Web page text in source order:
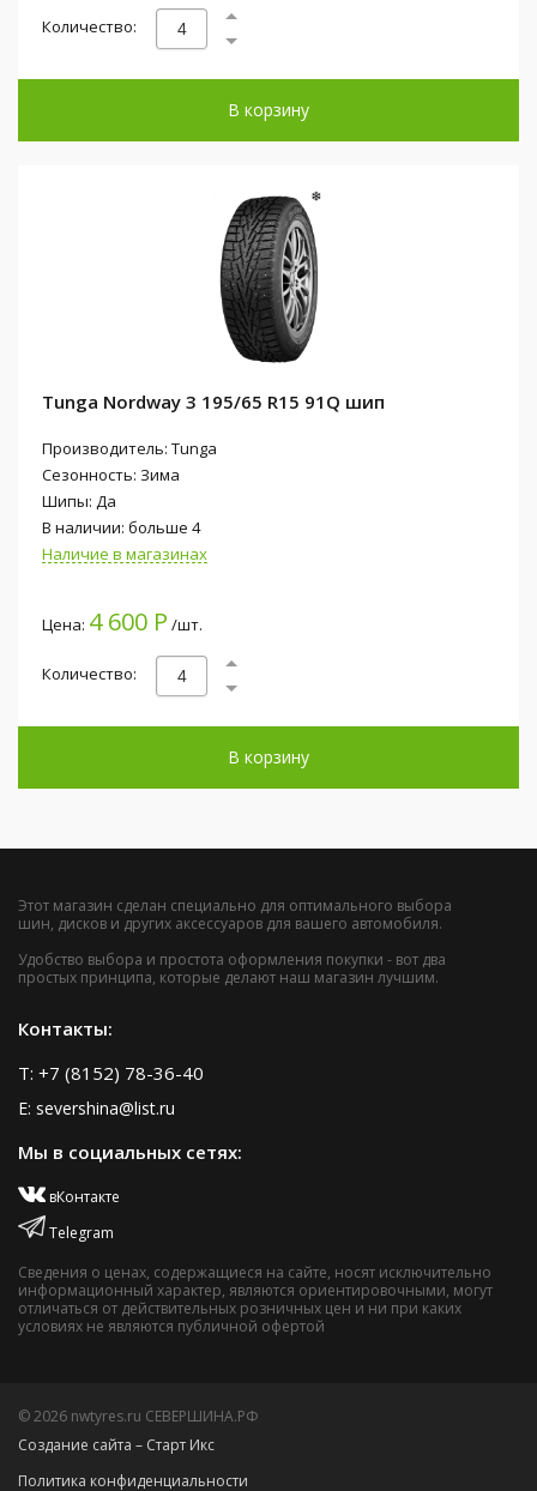
Количество:
В корзину
Tunga Nordway 3 195/65 R15 91Q шип
Производитель: Tunga
Сезонность: Зима
Шипы: Да
В наличии: больше 4
Наличие в магазинах
Цена: 4 600 Р /шт.
Количество:
В корзину
Этот магазин сделан специально для оптимального выбора
шин, дисков и других аксессуаров для вашего автомобиля.
Удобство выбора и простота оформления покупки - вот два
простых принципа, которые делают наш магазин лучшим.
Контакты:
T: +7 (8152) 78-36-40
E: severshina@list.ru
Мы в социальных сетях:
вКонтакте
Telegram
Сведения о ценах, содержащиеся на сайте, носят исключительно
информационный характер, являются ориентировочными, могут
отличаться от действительных розничных цен и ни при каких
условиях не являются публичной офертой
© 2026 nwtyres.ru СЕВЕРШИНА.РФ
Создание сайта – Старт Икс
Политика конфиденциальности